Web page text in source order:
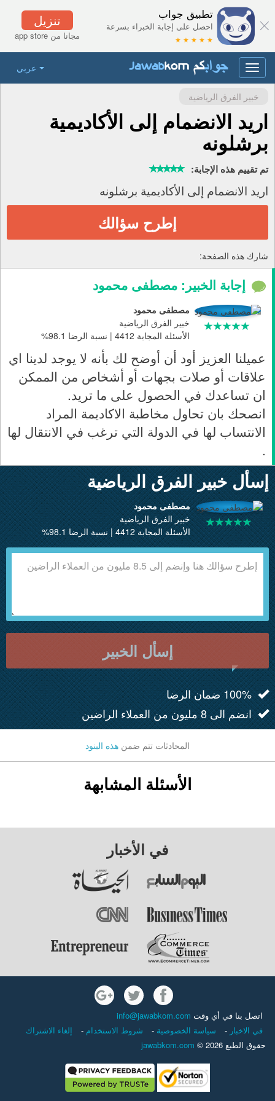
تنزيل
مجانا من app store
تطبيق جواب
احصل على إجابة الخبراء بسرعة
★ ★ ★ ★ ★
عربي
Toggle
navigation
خبير الفرق الرياضية
اريد الانضمام إلى الأكاديمية
برشلونه
تم تقييم هذه الإجابة:
اريد الانضمام إلى الأكاديمية برشلونه
إطرح سؤالك
شارك هذه الصفحة:
إجابة الخبير: مصطفى محمود
مصطفى محمود
خبير الفرق الرياضية
الأسئلة المجابة 4412 | نسبة الرضا 98.1%
عميلنا العزيز أود أن أوضح لك بأنه لا يوجد لدينا اي
علاقات أو صلات بجهات أو أشخاص من الممكن
ان تساعدك في الحصول على ما تريد.
انصحك بان تحاول مخاطبة الاكاديمة المراد
الانتساب لها في الدولة التي ترغب في الانتقال لها
.
إسأل خبير الفرق الرياضية
مصطفى محمود
خبير الفرق الرياضية
الأسئلة المجابة 4412 | نسبة الرضا 98.1%
إسأل الخبير
100% ضمان الرضا
انضم الى 8 مليون من العملاء الراضين
المحادثات تتم ضمن هذه البنود
الأسئلة المشابهة
في الأخبار
اتصل بنا في أي وقت info@jawabkom.com
في الاخبار - سياسة الخصوصية - شروط الاستخدام -
إلغاء الاشتراك
حقوق الطبع 2026 ©
jawabkom.com